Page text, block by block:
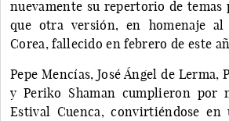
nuevamente su repertorio de temas
que otra versión, en homenaje
Corea, fallecido en febrero de este
Pepe Mencías, José Ángel de Lerma,
y Periko Shaman cumplieron por
Estival Cuenca, convirtiéndose